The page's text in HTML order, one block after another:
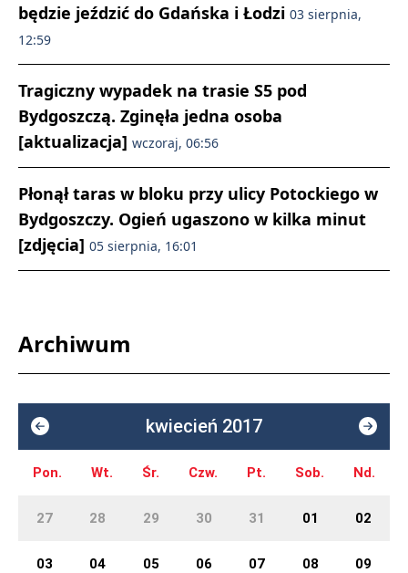
będzie jeździć do Gdańska i Łodzi 03 sierpnia,
12:59
Tragiczny wypadek na trasie S5 pod
Bydgoszczą. Zginęła jedna osoba
[aktualizacja] wczoraj, 06:56
Płonął taras w bloku przy ulicy Potockiego w
Bydgoszczy. Ogień ugaszono w kilka minut
[zdjęcia] 05 sierpnia, 16:01
Archiwum
kwiecień 2017
Pon. Wt. Śr. Czw. Pt. Sob. Nd.
27 28 29 30 31 01 02
03 04 05 06 07 08 09